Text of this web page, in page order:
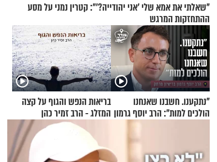
"שאלתי את אמא שלי 'אני יהודייה?'": קטרין נמני על מסע
ההתחזקות המרגש
"נתקענו. חשבנו שאנחנו
הולכים למות": הרב יוסף גרמון
בריאות הנפש והגוף על קצה
המזלג - הרב זמיר כהן